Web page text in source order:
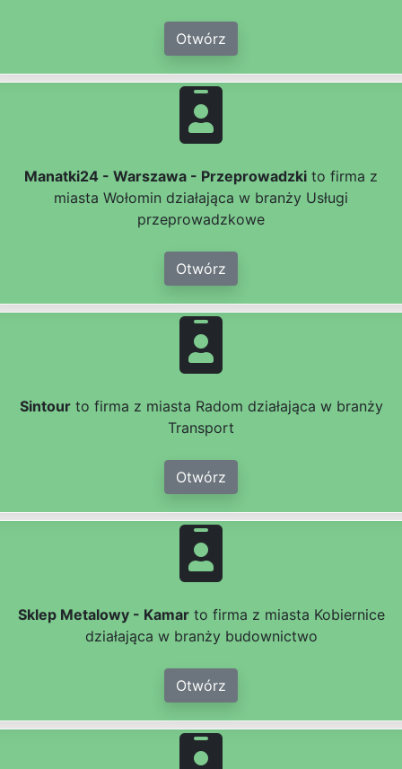
Otwórz
Manatki24 - Warszawa - Przeprowadzki to firma z
miasta Wołomin działająca w branży Usługi
przeprowadzkowe
Otwórz
Sintourto firma z miasta Radom działająca w branży
Transport
Otwórz
Sklep Metalowy - Kamarto firma z miasta Kobiernice
działająca w branży budownictwo
Otwórz